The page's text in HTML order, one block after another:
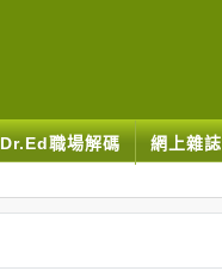
Dr.Ed職場解碼 網上雜誌